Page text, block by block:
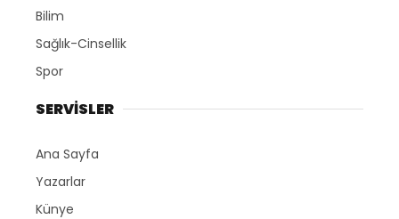
Bilim
Sağlık-Cinsellik
Spor
SERVİSLER
Ana Sayfa
Yazarlar
Künye